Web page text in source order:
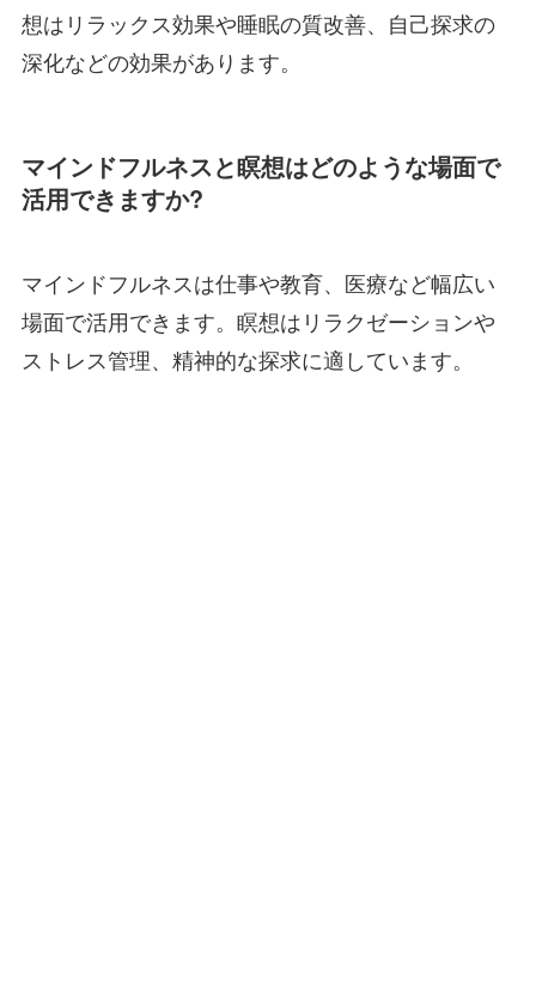
想はリラックス効果や睡眠の質改善、自己探求の
深化などの効果があります。
マインドフルネスと瞑想はどのような場面で
活用できますか?
マインドフルネスは仕事や教育、医療など幅広い
場面で活用できます。瞑想はリラクゼーションや
ストレス管理、精神的な探求に適しています。